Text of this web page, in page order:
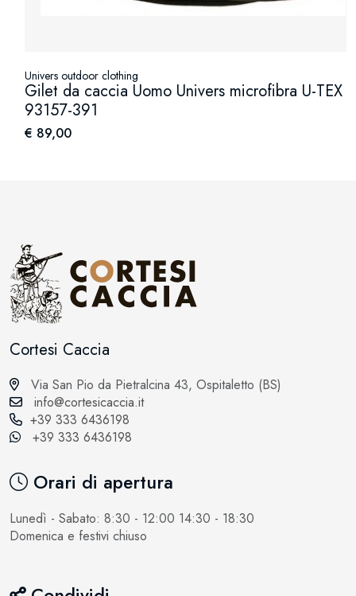
Univers outdoor clothing
Gilet da caccia Uomo Univers microfibra U-TEX /
93157-391
€ 89,00
Cortesi Caccia
Via San Pio da Pietralcina 43, Ospitaletto (BS)
info@cortesicaccia.it
+39 333 6436198
+39 333 6436198
Orari di apertura
Lunedì - Sabato: 8:30 - 12:00 14:30 - 18:30
Domenica e festivi chiuso